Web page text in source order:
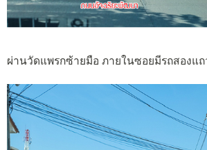
ผ่านวัดแพรกซ้ายมือ ภายในซอยมีรถสองแ